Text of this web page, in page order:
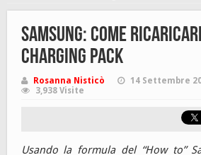
Samsung: come
Charging Pack
Rosanna Nisticò
14 Settembre
3,938 Visite
Usando la formula del “How to”